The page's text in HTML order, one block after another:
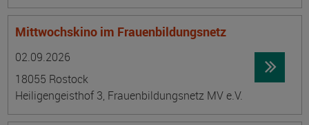
Mittwochskino im Frauenbildungsnetz
02.09.2026
18055 Rostock
Heiligengeisthof 3, Frauenbildungsnetz MV e.V.